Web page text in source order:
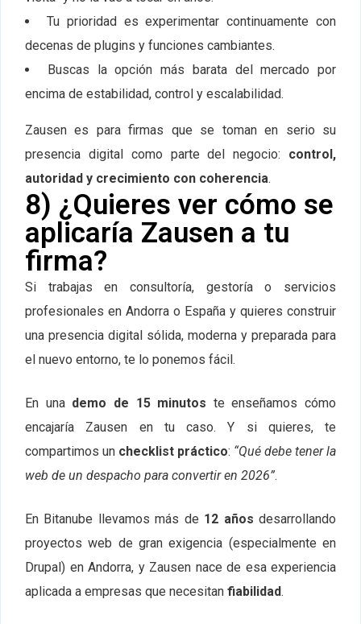
Tu prioridad es experimentar continuamente con
decenas de plugins y funciones cambiantes.
Buscas la opción más barata del mercado por
encima de estabilidad, control y escalabilidad.
Zausen es para firmas que se toman en serio su
presencia digital como parte del negocio: control,
autoridad y crecimiento con coherencia.
8) ¿Quieres ver cómo se
aplicaría Zausen a tu
firma?
Si trabajas en consultoría, gestoría o servicios
profesionales en Andorra o España y quieres construir
una presencia digital sólida, moderna y preparada para
el nuevo entorno, te lo ponemos fácil.
En una demo de 15 minutos te enseñamos cómo
encajaría Zausen en tu caso. Y si quieres, te
compartimos un checklist práctico: “Qué debe tener la
web de un despacho para convertir en 2026”.
En Bitanube llevamos más de 12 años desarrollando
proyectos web de gran exigencia (especialmente en
Drupal) en Andorra, y Zausen nace de esa experiencia
aplicada a empresas que necesitan fiabilidad.